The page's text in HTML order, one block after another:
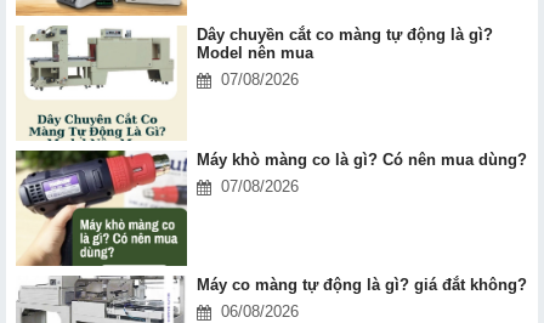
Dây chuyền cắt co màng tự động là gì?
Model nên mua
07/08/2026
Máy khò màng co là gì? Có nên mua dùng?
07/08/2026
Máy co màng tự động là gì? giá đắt không?
06/08/2026